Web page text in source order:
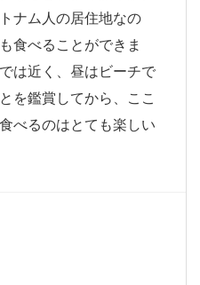
ナム人の居住地なの
食べることができま
は近く、昼はビーチで
を鑑賞してから、ここ
べるのはとても楽しい